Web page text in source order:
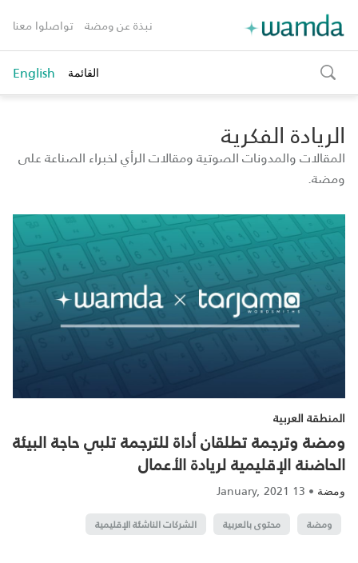
نبذة عن ومضة تواصلوا معنا
toggle
search
القائمة English
الريادة الفكرية
المقالات والمدونات الصوتية ومقالات الرأي لخبراء الصناعة على
ومضة.
المنطقة العربية
ومضة وترجمة تطلقان أداة للترجمة تلبي حاجة البيئة
الحاضنة الإقليمية لريادة الأعمال
ومضة •
13 January, 2021
ومضة محتوى بالعربية الشركات الناشئة الإقليمية